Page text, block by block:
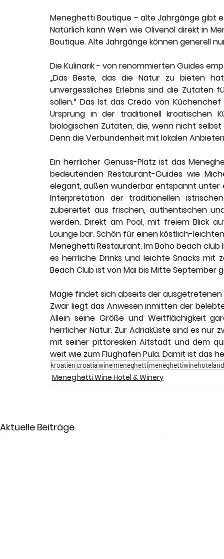
Meneghetti Boutique – alte Jahrgänge gibt
Natürlich kann Wein wie Olivenöl direkt in
Boutique. Alte Jahrgänge können generell
Die Kulinarik - von renommierten Guides
„Das Beste, das die Natur zu bieten
unvergessliches Erlebnis sind die Zutaten
sollen.“ Das Ist das Credo von
Ursprung in der traditionell kroatischen
biologischen Zutaten, die, wenn nicht
Denn die Verbundenheit mit lokalen
Ein herrlicher Genuss-Platz ist das
bedeutenden Restaurant-Guides wie
elegant, außen wunderbar entspannt unter
Interpretation der traditionellen
zubereitet aus frischen, authentischen
werden. Direkt am Pool, mit freiem Blick
Lounge bar. Schön für einen köstlich-
Meneghetti Restaurant. Im Boho beach
es herrliche Drinks und leichte Snacks mit
Beach Club ist von Mai bis Mitte September
Magie findet sich abseits der
Zwar liegt das Anwesen inmitten der
Allein seine Größe und Weitflächigkeit
herrlicher Natur. Zur Adriaküste sind es nur
mit seiner pittoresken Altstadt und dem
weit wie zum Flughafen Pula. Damit ist das
kroatien croatiawinemeneghetti
Meneghetti Wine Hotel & Winery
Aktuelle Beiträge